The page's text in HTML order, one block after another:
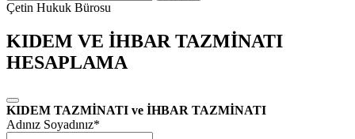
Çetin Hukuk Bürosu
KIDEM VE İHBAR TAZMİNATI
HESAPLAMA
KIDEM TAZMİNATI ve İHBAR TAZMİNATI
Adınız Soyadınız*